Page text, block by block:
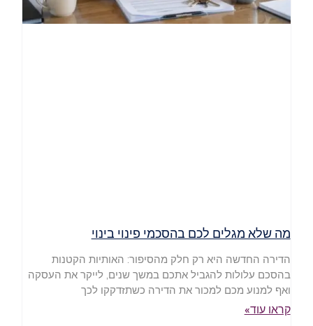
מה שלא מגלים לכם בהסכמי פינוי בינוי
הדירה החדשה היא רק חלק מהסיפור: האותיות הקטנות
בהסכם עלולות להגביל אתכם במשך שנים, לייקר את העסקה
ואף למנוע מכם למכור את הדירה כשתזדקקו לכך
קראו עוד»